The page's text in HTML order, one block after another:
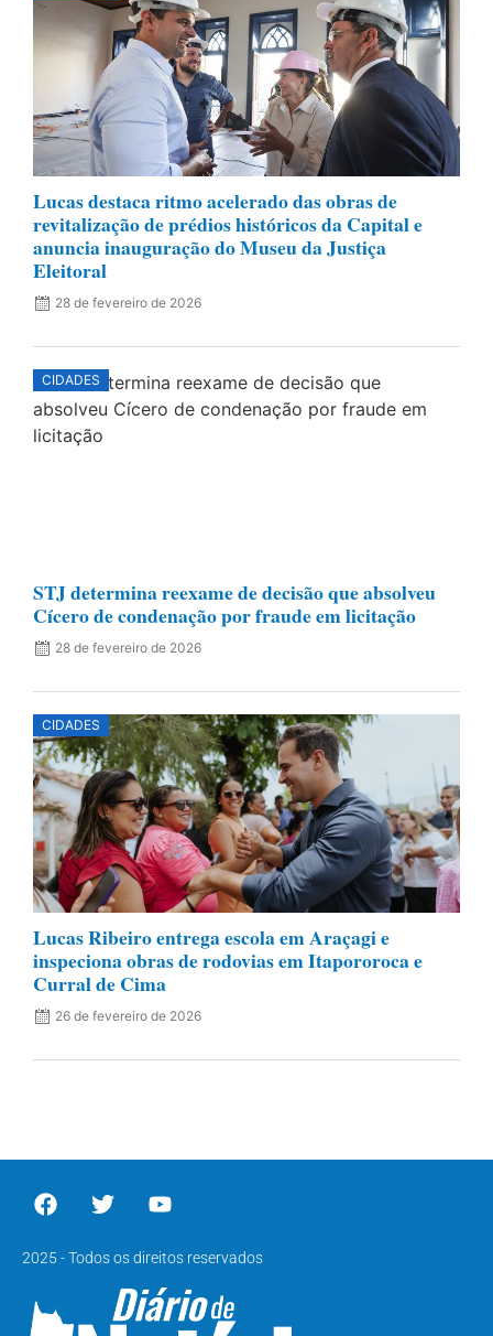
Lucas destaca ritmo acelerado das obras de
revitalização de prédios históricos da Capital e
anuncia inauguração do Museu da Justiça
Eleitoral
28 de fevereiro de 2026
CIDADES
STJ determina reexame de decisão que absolveu
Cícero de condenação por fraude em licitação
28 de fevereiro de 2026
CIDADES
Lucas Ribeiro entrega escola em Araçagi e
inspeciona obras de rodovias em Itapororoca e
Curral de Cima
26 de fevereiro de 2026
2025 - Todos os direitos reservados